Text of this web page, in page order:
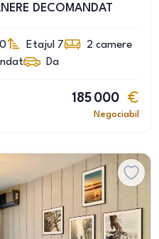
DECOMANDAT
Etajul 7 2 camere
Da
185 000
Negociabil